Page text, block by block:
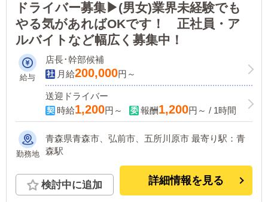
ドライバー募集▶(男女)業界未経験でも
やる気があればOKです！ 正社員・ア
ルバイトなど幅広く募集中！
給与
店長･幹部候補
月給200,000円～
送迎ドライバー
時給1,200円～ 報酬1,200円～ / 1時間
勤務地
青森県青森市、弘前市、五所川原市 最寄り駅：青
森駅
検討中に追加 詳細情報を見る